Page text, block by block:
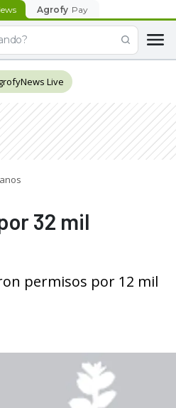
Agrofy Pay
Live
32 mil
permisos por 12 mil